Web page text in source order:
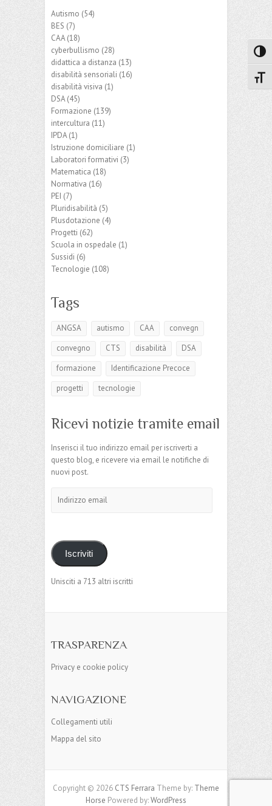
Autismo (54)
BES (7)
CAA(18)
cyberbullismo (28)
didattica a distanza (13)
disabilità sensoriali (16)
disabilità visiva (1)
DSA(45)
Formazione (139)
intercultura (11)
IPDA(1)
Istruzione domiciliare (1)
Laboratori formativi (3)
Matematica (18)
Normativa (16)
PEI (7)
Pluridisabilità (5)
Plusdotazione (4)
Progetti (62)
Scuola in ospedale (1)
Sussidi (6)
Tecnologie (108)
Tags
ANGSA autismo CAA
convegn
convegno
CTS disabilità
DSA
formazione
Identificazione Precoce
progetti
tecnologie
Ricevi notizie tramite email
Inserisci il tuo indirizzo email per iscriverti a
questo blog, e ricevere via email le notifiche di
nuovi post.
email
Iscriviti
Unisciti a 713 altri iscritti
TRASPARENZA
Privacy e cookie policy
NAVIGAZIONE
Collegamenti utili
Mappa del sito
Copyright © 2026 CTS Ferrara Theme by: Theme
Horse Powered by:WordPress